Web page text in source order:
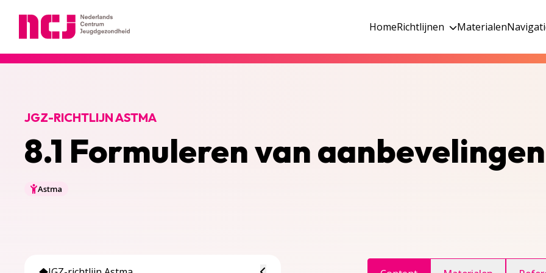
HomeRichtlijnen Materialen
8.1 Formuleren van aanbevelingen
JGZ-RICHTLIJN ASTMA
Astma